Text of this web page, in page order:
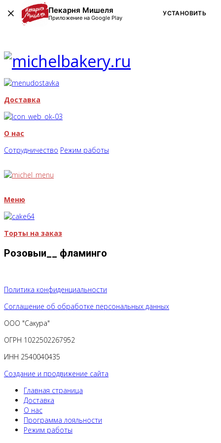
Доставка
О нас
Сотрудничество Режим работы
Меню
Торты на заказ
Розовыи__ фламинго
Политика конфиденциальности
Соглашение об обработке персональных данных
ООО "Сакура"
ОГРН 1022502267952
ИНН 2540040435
Создание и продвижение сайта
Главная страница
Доставка
О нас
Программа лояльности
Режим работы
Пекарня Мишеля
Приложение на Google Play
УСТАНОВИТЬ